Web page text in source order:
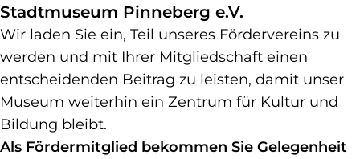
Stadtmuseum Pinneberg e.V.
Wir laden Sie ein, Teil unseres Fördervereins zu
werden und mit Ihrer Mitgliedschaft einen
entscheidenden Beitrag zu leisten, damit unser
Museum weiterhin ein Zentrum für Kultur und
Bildung bleibt.
Als Fördermitglied bekommen Sie Gelegenheit